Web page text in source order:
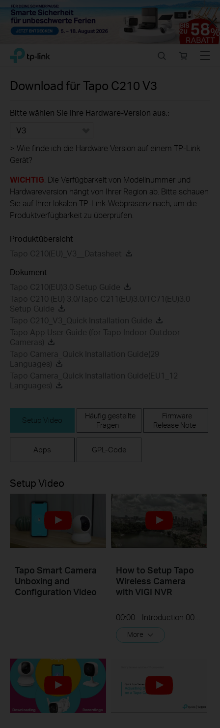
Close
Click
navigation
TP-Link, Reliably Smart
store
Menu
Download fürTapo C210 V3
Bitte wählen Sie Ihre Hardware-Version aus.:
V3
> Wie finde ich die Hardware Version auf einem TP-Link
Gerät?
WICHTIG: Die Verfügbarkeit von Modellnummer und
Hardwareversion hängt von Ihrer Region ab. Bitte schauen
Sie auf Ihrer lokalen TP-Link-Webpräsenz nach, um die
Produktverfügbarkeit zu überprüfen.
Produktübersicht
Tapo C210(EU)_V3__Datasheet
Dokument
Tapo C210(EU)3.0 Setup Guide
Tapo C210 (EU) 3.0/Tapo C211(EU)3.0/TC71(EU)3.0
Setup Guide
Tapo C210_V3_Quick Installation Guide
Tapo App User Guide (for Tapo Indoor Outdoor
Cameras)
Tapo Camera_Quick Installation Guide(29
Languages)
Tapo Camera_Quick Installation Guide(EU1_12
Languages)
Setup Video
Häufig gestellte
Fragen
Firmware
Release Note
Apps GPL-Code
Setup Video
Tapo Smart Camera
Unboxing and
Configuration Video
How to Setup Tapo
Wireless Camera
with VIGI NVR
00:00 - Introduction 00:08 - Connection Diagram 00:13 - Setting up the Tapo camera ONVIF account 00:37 - Adding the Tapo camera in the VIGI NVR 02:36 - Fix Tapo camera IP address on router 03:00 - Controlling the Tapo camera from the NVR
More